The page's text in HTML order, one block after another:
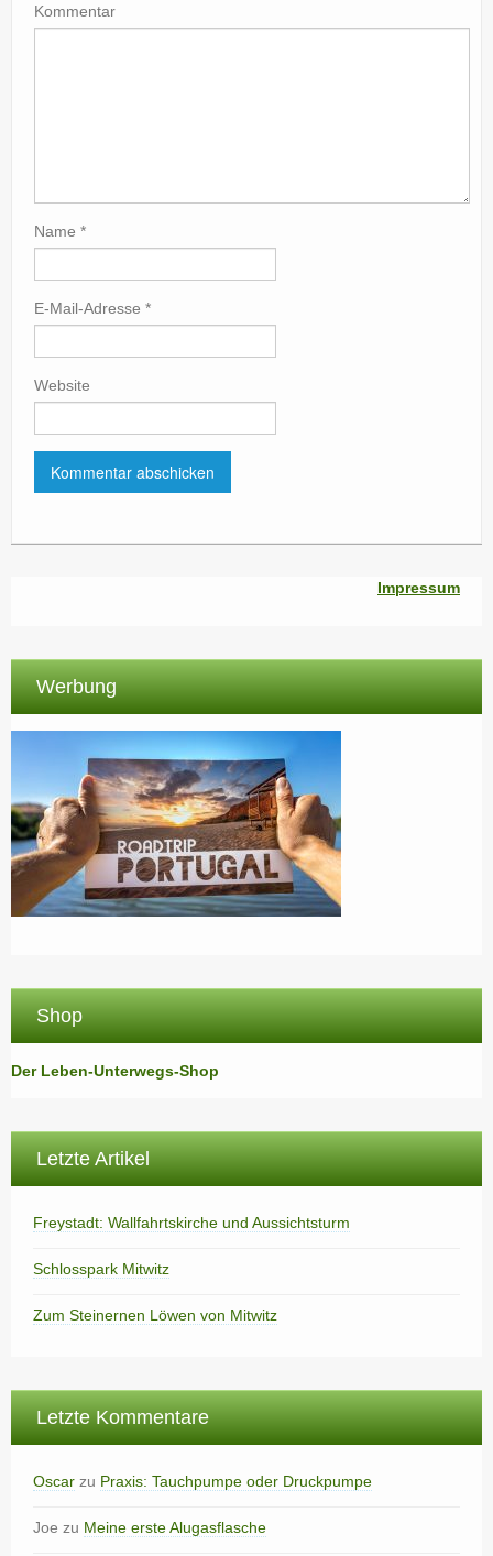
Kommentar
Name *
E-Mail-Adresse *
Website
Impressum
Werbung
Shop
Der Leben-Unterwegs-Shop
Letzte Artikel
Freystadt: Wallfahrtskirche und Aussichtsturm
Schlosspark Mitwitz
Zum Steinernen Löwen von Mitwitz
Letzte Kommentare
Oscar zu Praxis: Tauchpumpe oder Druckpumpe
Joe zu Meine erste Alugasflasche